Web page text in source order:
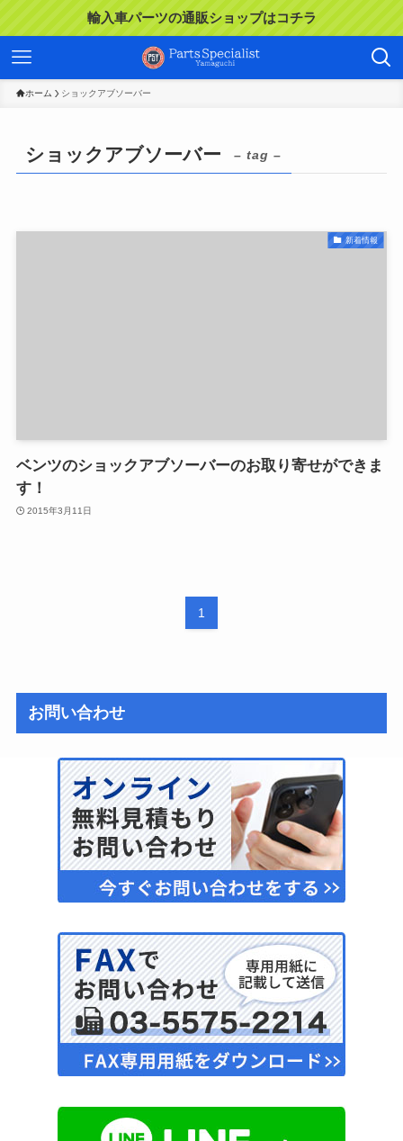
輸入車パーツの通販ショップはコチラ
ホーム ショックアブソーバー
ショックアブソーバー – tag –
新着情報
ベンツのショックアブソーバーのお取り寄せができま
す！
2015年3月11日
1
お問い合わせ